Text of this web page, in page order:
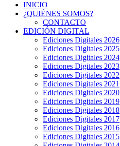
INICIO
¿QUIÉNES SOMOS?
CONTACTO
EDICIÓN DIGITAL
Ediciones Digitales 2026
Ediciones Digitales 2025
Ediciones Digitales 2024
Ediciones Digitales 2023
Ediciones Digitales 2022
Ediciones Digitales 2021
Ediciones Digitales 2020
Ediciones Digitales 2019
Ediciones Digitales 2018
Ediciones Digitales 2017
Ediciones Digitales 2016
Ediciones Digitales 2015